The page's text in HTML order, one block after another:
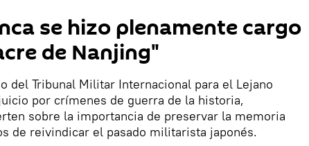
se hizo plenamente cargo
de Nanjing"
del Tribunal Militar Internacional para el Lejano
por crímenes de guerra de la historia,
sobre la importancia de preservar la memoria
de reivindicar el pasado militarista japonés.